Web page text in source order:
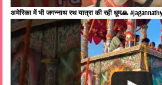
अमेरिका में भी जगन्नाथ रथ यात्रा की रही धूम🙏